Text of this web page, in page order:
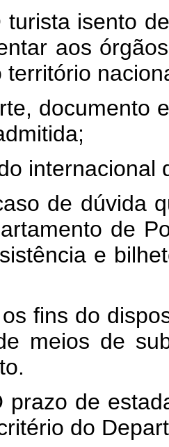
isento
aos
território
documento
internacional
de dúvida
de
e
fins do
meios de
de
do